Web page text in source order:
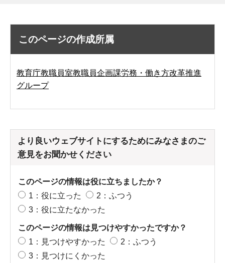
このページの作成所属
教育庁教職員室教職員企画課労務・働き方改革推進
グループ
より良いウェブサイトにするためにみなさまのご
意見をお聞かせください
このページの情報は役に立ちましたか？
1：役に立った
2：ふつう
3：役に立たなかった
このページの情報は見つけやすかったですか？
1：見つけやすかった
2：ふつう
3：見つけにくかった